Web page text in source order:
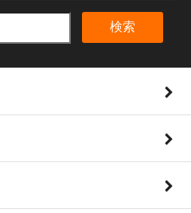
検索